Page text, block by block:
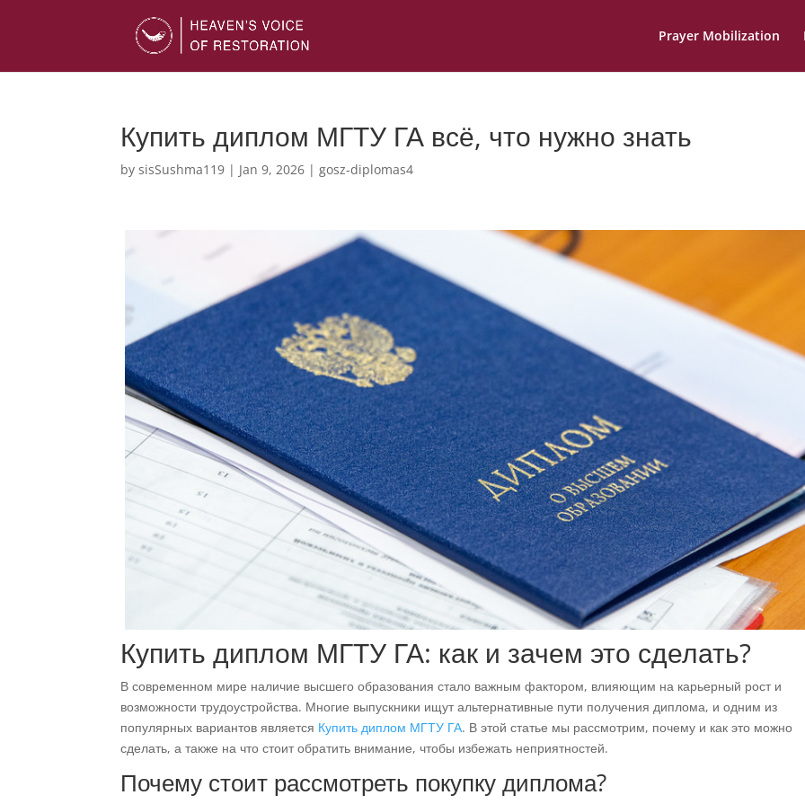
Prayer Mobilization
Купить диплом МГТУ ГА всё, что нужно знать
bysisSushma119 | Jan 9, 2026 |gosz-diplomas4
Купить диплом МГТУ ГА: как и зачем это сделать?
В современном мире наличие высшего образования стало важным фактором, влияющим на карьерный рост и
возможности трудоустройства. Многие выпускники ищут альтернативные пути получения диплома, и одним из
популярных вариантов является Купить диплом МГТУ ГА. В этой статье мы рассмотрим, почему и как это можно
сделать, а также на что стоит обратить внимание, чтобы избежать неприятностей.
Почему стоит рассмотреть покупку диплома?